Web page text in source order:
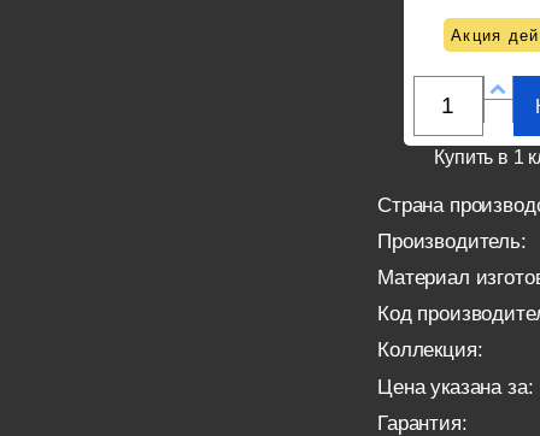
Акция
Купить в 1
Страна
Производитель:
Материал
Код
Коллекция:
Цена указана за:
Гарантия: